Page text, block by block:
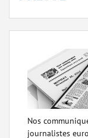
Nos
journalistes